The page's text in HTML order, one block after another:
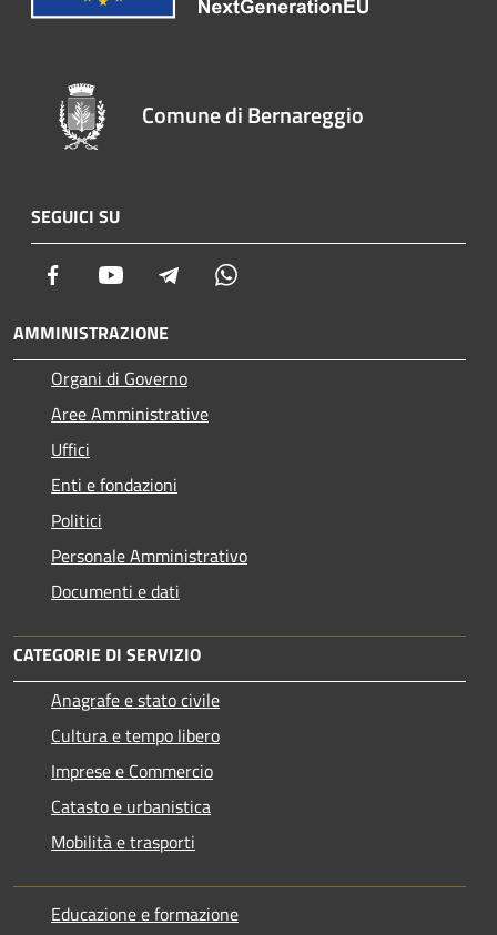
Comune di Bernareggio
SEGUICI SU
Facebook Youtube Telegram
AMMINISTRAZIONE
Organi di Governo
Aree Amministrative
Uffici
Enti e fondazioni
Politici
Personale Amministrativo
Documenti e dati
CATEGORIE DI SERVIZIO
Anagrafe e stato civile
Cultura e tempo libero
Imprese e Commercio
Catasto e urbanistica
Mobilità e trasporti
Educazione e formazione